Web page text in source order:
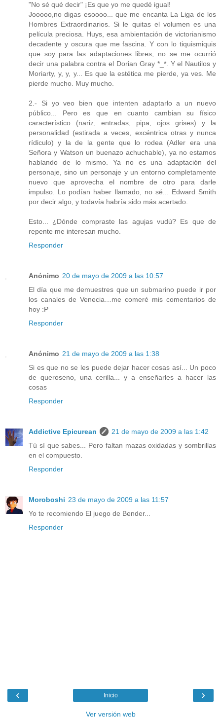
"No sé qué decir" ¡Es que yo me quedé igual!
Jooooo,no digas esoooo... que me encanta La Liga de los
Hombres Extraordinarios. Si le quitas el volumen es una
película preciosa. Huys, esa ambientación de victorianismo
decadente y oscura que me fascina. Y con lo tiquismiquis
que soy para las adaptaciones libres, no se me ocurrió
decir una palabra contra el Dorian Gray *_*. Y el Nautilos y
Moriarty, y, y, y... Es que la estética me pierde, ya ves. Me
pierde mucho. Muy mucho.
2.- Si yo veo bien que intenten adaptarlo a un nuevo
público... Pero es que en cuanto cambian su físico
característico (nariz, entradas, pipa, ojos grises) y la
personalidad (estirada a veces, excéntrica otras y nunca
rídiculo) y la de la gente que lo rodea (Adler era una
Señora y Watson un buenazo achuchable), ya no estamos
hablando de lo mismo. Ya no es una adaptación del
personaje, sino un personaje y un entorno completamente
nuevo que aprovecha el nombre de otro para darle
impulso. Lo podían haber llamado, no sé... Edward Smith
por decir algo, y todavía habría sido más acertado.
Esto... ¿Dónde compraste las agujas vudú? Es que de
repente me interesan mucho.
Responder
Anónimo 20 de mayo de 2009 a las 10:57
El día que me demuestres que un submarino puede ir por
los canales de Venecia…me comeré mis comentarios de
hoy :P
Responder
Anónimo 21 de mayo de 2009 a las 1:38
Si es que no se les puede dejar hacer cosas así... Un poco
de queroseno, una cerilla... y a enseñarles a hacer las
cosas
Responder
Addictive Epicurean
21 de mayo de 2009 a las 1:42
Tú sí que sabes... Pero faltan mazas oxidadas y sombrillas
en el compuesto.
Responder
Moroboshi 23 de mayo de 2009 a las 11:57
Yo te recomiendo El juego de Bender...
Responder
‹ ›
Inicio
Ver versión web